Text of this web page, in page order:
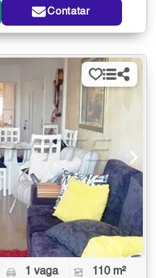
Contatar
1 vaga 110 m²